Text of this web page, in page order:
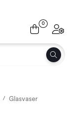
0
Glasvaser